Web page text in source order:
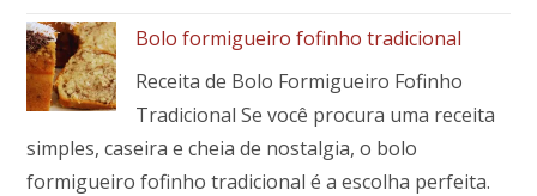
Seu
Prato
Costela
porco
assada
com
mandioca:
Bolo formigueiro fofinho tradicional
Receita de Bolo Formigueiro Fofinho
Tradicional Se você procura uma receita
simples, caseira e cheia de nostalgia, o bolo
formigueiro fofinho tradicional é a escolha perfeita.